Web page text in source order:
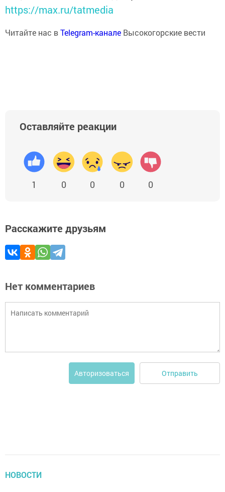
https://max.ru/tatmedia
Читайте нас вTelegram-канале Высокогорские вести
Оставляйте реакции
1 0 0 0 0
Расскажите друзьям
Нет комментариев
Авторизоваться Отправить
НОВОСТИ